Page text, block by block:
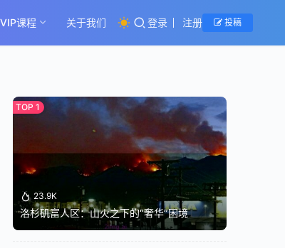
课程 关于我们 登录 注册 投稿
23.9K
洛杉矶富人区：山火之下的“奢华”困境